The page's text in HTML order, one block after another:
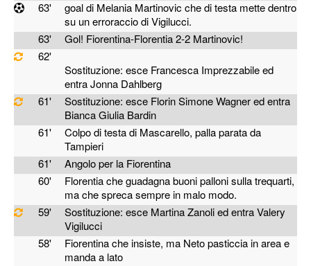
63'
goal di Melania Martinovic che di testa mette dentro
su un erroraccio di Vigilucci.
63'
Gol! Fiorentina-Florentia 2-2 Martinovic!
62'
Sostituzione: esce Francesca Imprezzabile ed
entra Jonna Dahlberg
61'
Sostituzione: esce Florin Simone Wagner ed entra
Bianca Giulia Bardin
61'
Colpo di testa di Mascarello, palla parata da
Tampieri
61'
Angolo per la Fiorentina
60'
Florentia che guadagna buoni palloni sulla trequarti,
ma che spreca sempre in malo modo.
59'
Sostituzione: esce Martina Zanoli ed entra Valery
Vigilucci
58'
Fiorentina che insiste, ma Neto pasticcia in area e
manda a lato